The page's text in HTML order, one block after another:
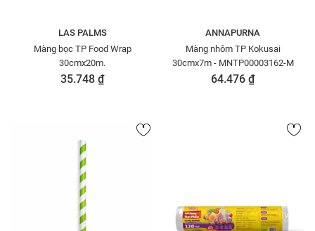
LAS PALMS
Màng bọc TP Food Wrap
30cmx20m.
35.748 ₫
ANNAPURNA
Màng nhôm TP Kokusai
30cmx7m - MNTP00003162-M
64.476 ₫